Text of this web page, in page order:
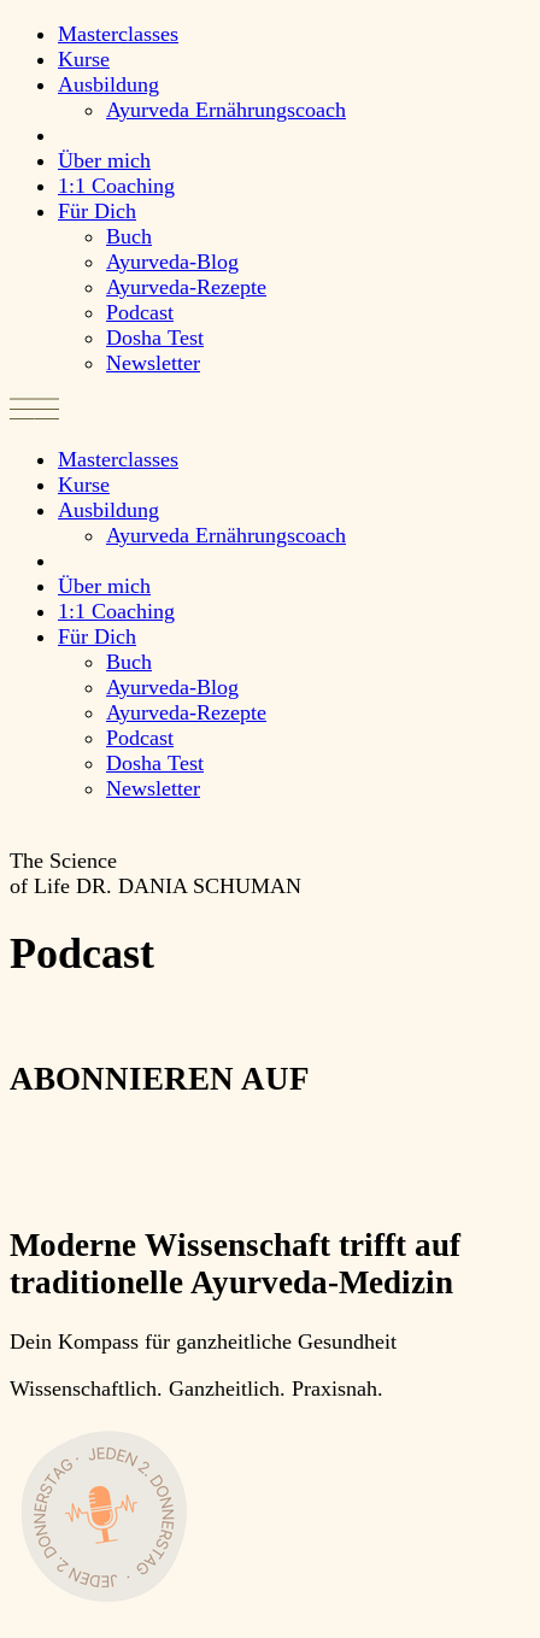
Masterclasses
Kurse
Ausbildung
Ayurveda Ernährungscoach
Über mich
1:1 Coaching
Für Dich
Buch
Ayurveda-Blog
Ayurveda-Rezepte
Podcast
Dosha Test
Newsletter
Masterclasses
Kurse
Ausbildung
Ayurveda Ernährungscoach
Über mich
1:1 Coaching
Für Dich
Buch
Ayurveda-Blog
Ayurveda-Rezepte
Podcast
Dosha Test
Newsletter
The Science
of Life DR. DANIA SCHUMAN
Podcast
ABONNIEREN AUF
Moderne Wissenschaft trifft auf
traditionelle Ayurveda-Medizin
Dein Kompass für ganzheitliche Gesundheit
Wissenschaftlich. Ganzheitlich. Praxisnah.